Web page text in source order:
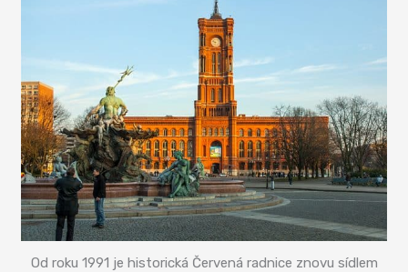
Od roku 1991 je historická Červená radnice znovu sídlem